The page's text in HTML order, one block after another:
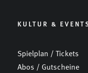
KULTUR &
Spielplan / Tickets
Abos / Gutscheine